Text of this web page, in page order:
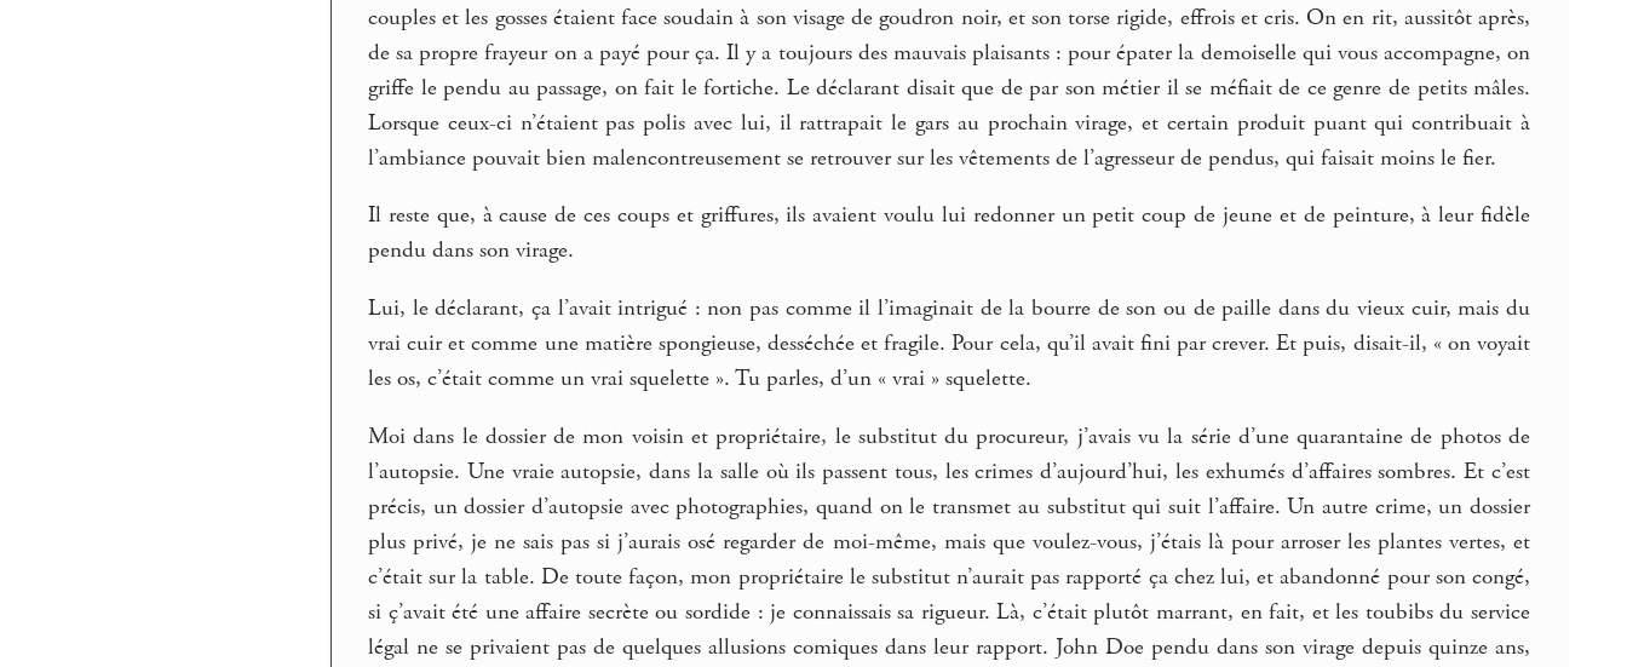
couples et les gosses étaient face soudain à son visage de goudron noir, et son torse rigide, effrois et cris. On en rit, aussitôt après,
de sa propre frayeur on a payé pour ça. Il y a toujours des mauvais plaisants : pour épater la demoiselle qui vous accompagne, on
griffe le pendu au passage, on fait le fortiche. Le déclarant disait que de par son métier il se méfiait de ce genre de petits mâles.
Lorsque ceux-ci n’étaient pas polis avec lui, il rattrapait le gars au prochain virage, et certain produit puant qui contribuait à
l’ambiance pouvait bien malencontreusement se retrouver sur les vêtements de l’agresseur de pendus, qui faisait moins le fier.
Il reste que, à cause de ces coups et griffures, ils avaient voulu lui redonner un petit coup de jeune et de peinture, à leur fidèle
pendu dans son virage.
Lui, le déclarant, ça l’avait intrigué : non pas comme il l’imaginait de la bourre de son ou de paille dans du vieux cuir, mais du
vrai cuir et comme une matière spongieuse, desséchée et fragile. Pour cela, qu’il avait fini par crever. Et puis, disait-il, « on voyait
les os, c’était comme un vrai squelette ». Tu parles, d’un « vrai » squelette.
Moi dans le dossier de mon voisin et propriétaire, le substitut du procureur, j’avais vu la série d’une quarantaine de photos de
l’autopsie. Une vraie autopsie, dans la salle où ils passent tous, les crimes d’aujourd’hui, les exhumés d’affaires sombres. Et c’est
précis, un dossier d’autopsie avec photographies, quand on le transmet au substitut qui suit l’affaire. Un autre crime, un dossier
plus privé, je ne sais pas si j’aurais osé regarder de moi-même, mais que voulez-vous, j’étais là pour arroser les plantes vertes, et
c’était sur la table. De toute façon, mon propriétaire le substitut n’aurait pas rapporté ça chez lui, et abandonné pour son congé,
si ç’avait été une affaire secrète ou sordide : je connaissais sa rigueur. Là, c’était plutôt marrant, en fait, et les toubibs du service
légal ne se privaient pas de quelques allusions comiques dans leur rapport. John Doe pendu dans son virage depuis quinze ans,